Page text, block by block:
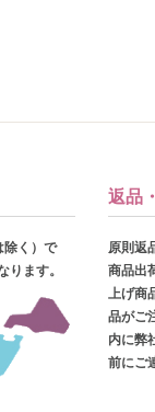
除く）で
ります。
返品
原則返
商品出
上げ商
品がご
内に弊
前にご